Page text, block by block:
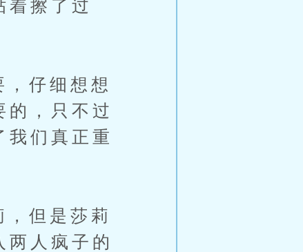
着擦了过
仔细想想
的，只不过
我们真正重
但是莎莉
人疯子的